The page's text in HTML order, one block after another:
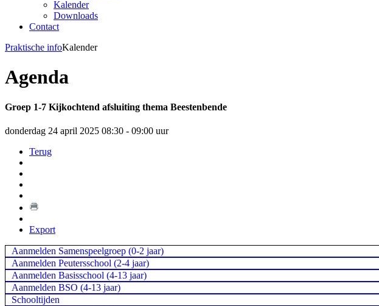
Kalender
Downloads
Contact
Praktische infoKalender
Agenda
Groep 1-7 Kijkochtend afsluiting thema Beestenbende
donderdag 24 april 2025 08:30 - 09:00 uur
Terug
Export
Aanmelden Samenspeelgroep (0-2 jaar)
Aanmelden Peutersschool (2-4 jaar)
Aanmelden Basisschool (4-13 jaar)
Aanmelden BSO (4-13 jaar)
Schooltijden